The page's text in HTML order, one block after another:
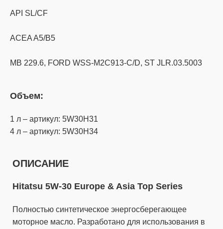
API SL/CF
ACEA A5/B5
MB 229.6, FORD WSS-M2C913-C/D, ST JLR.03.5003
Объем:
1 л – артикул: 5W30H31
4 л – артикул: 5W30H34
ОПИСАНИЕ
Hitatsu 5W-30 Europe & Asia Top Series
Полностью синтетическое энергосберегающее
моторное масло. Разработано для использования в